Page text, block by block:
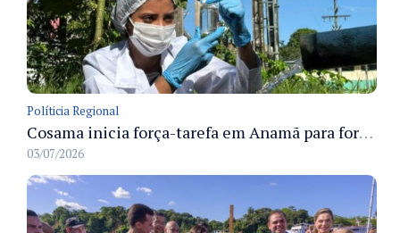
Políticia Regional
Cosama inicia força-tarefa em Anamã para fortalecer abastecimento de água e segurança hídrica da população
03/07/2026